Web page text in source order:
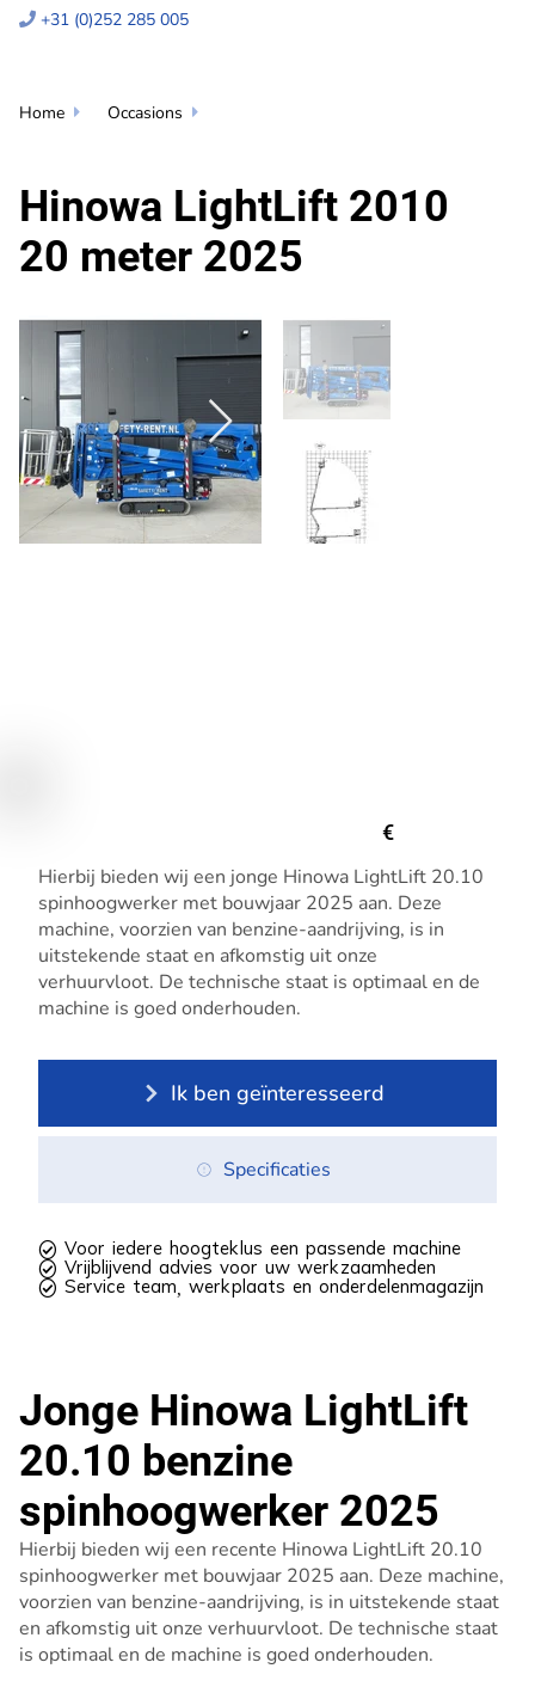
 +31 (0)252 285 005
Home  Occasions 
Hierbij bieden wij een jonge Hinowa LightLift 20.10
spinhoogwerker met bouwjaar 2025 aan. Deze
machine, voorzien van benzine-aandrijving, is in
uitstekende staat en afkomstig uit onze
verhuurvloot. De technische staat is optimaal en de
machine is goed onderhouden.
 Voor iedere hoogteklus een passende machine
 Vrijblijvend advies voor uw werkzaamheden
 Service team, werkplaats en onderdelenmagazijn
Ik ben geïnteresseerd
Specificaties
€
Hinowa LightLift 2010
20 meter 2025
Jonge Hinowa LightLift
20.10 benzine
spinhoogwerker 2025
Hierbij bieden wij een recente Hinowa LightLift 20.10
spinhoogwerker met bouwjaar 2025 aan. Deze machine,
voorzien van benzine-aandrijving, is in uitstekende staat
en afkomstig uit onze verhuurvloot. De technische staat
is optimaal en de machine is goed onderhouden.